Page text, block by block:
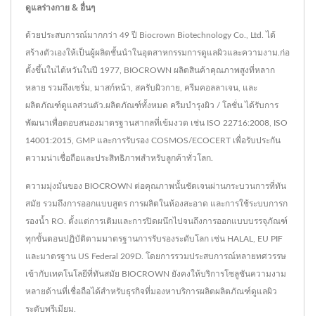
ดูแลร่างกาย & อื่นๆ
ด้วยประสบการณ์มากกว่า 49 ปี Biocrown Biotechnology Co., Ltd. ได้
สร้างตัวเองให้เป็นผู้ผลิตชั้นนำในอุตสาหกรรมการดูแลผิวและความงาม.ก่อ
ตั้งขึ้นในไต้หวันในปี 1977, BIOCROWN ผลิตสินค้าคุณภาพสูงที่หลาก
หลาย รวมถึงเซรั่ม, มาสก์หน้า, สครับผิวกาย, ครีมคอลลาเจน, และ
ผลิตภัณฑ์ดูแลส่วนตัว.ผลิตภัณฑ์ทั้งหมด ครีมบำรุงผิว / โลชั่น ได้รับการ
พัฒนาเพื่อตอบสนองมาตรฐานสากลที่เข้มงวด เช่น ISO 22716:2008, ISO
14001:2015, GMP และการรับรอง COSMOS/ECOCERT เพื่อรับประกัน
ความน่าเชื่อถือและประสิทธิภาพสำหรับลูกค้าทั่วโลก.
ความมุ่งมั่นของ BIOCROWN ต่อคุณภาพนั้นชัดเจนผ่านกระบวนการที่ทัน
สมัย รวมถึงการออกแบบสูตร การผลิตในห้องสะอาด และการใช้ระบบการก
รองน้ำ RO. ตั้งแต่การเติมและการปิดผนึกไปจนถึงการออกแบบบรรจุภัณฑ์
ทุกขั้นตอนปฏิบัติตามมาตรฐานการรับรองระดับโลก เช่น HALAL, EU PIF
และมาตรฐาน US Federal 209D. โดยการรวมประสบการณ์หลายทศวรรษ
เข้ากับเทคโนโลยีที่ทันสมัย BIOCROWN ยังคงให้บริการโซลูชันความงาม
หลายด้านที่เชื่อถือได้สำหรับธุรกิจที่มองหาบริการผลิตผลิตภัณฑ์ดูแลผิว
ระดับพรีเมียม.